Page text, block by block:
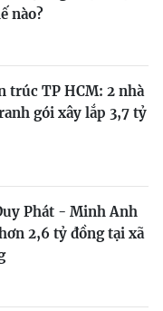
nào?
trúc TP HCM: 2 nhà
gói xây lắp 3,7 tỷ
Phát - Minh Anh
2,6 tỷ đồng tại xã